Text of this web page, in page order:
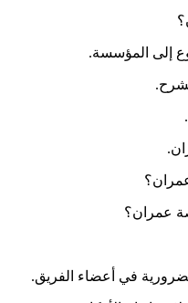
إلى المؤسسة.
عمران؟
في أعضاء الفريق.